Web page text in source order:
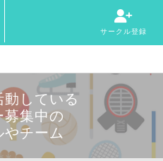
サークル登録
している
募集中の
やチーム